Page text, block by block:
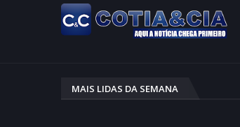
MAIS LIDAS DA SEMANA